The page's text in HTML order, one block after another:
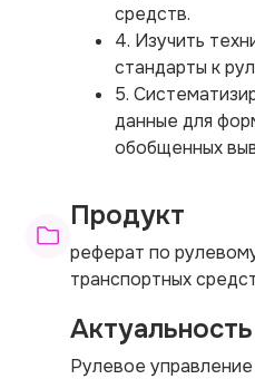
средств.
4. Изучить
стандарты к
5.
данные для
обобщенных
Продукт
реферат по
транспортных
Актуальность
Рулевое